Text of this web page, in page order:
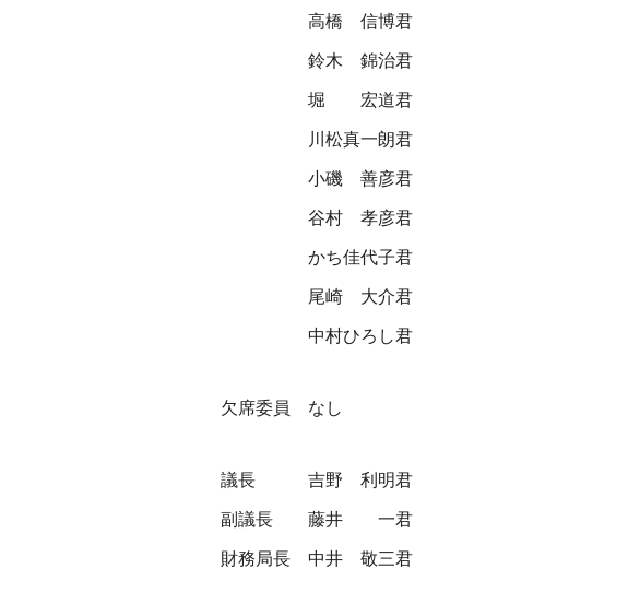
高橋 信博君
鈴木 錦治君
堀 宏道君
川松真一朗君
小磯 善彦君
谷村 孝彦君
かち佳代子君
尾崎 大介君
中村ひろし君
欠席委員 なし
議長 吉野 利明君
副議長 藤井 一君
財務局長 中井 敬三君